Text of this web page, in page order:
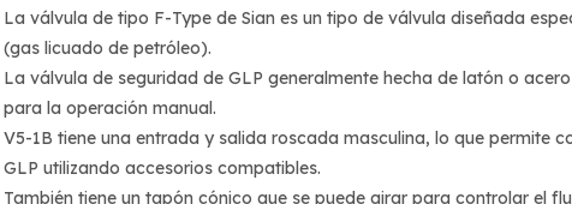
La válvula de tipo F-Type de Sian es un tipo de válvula diseñada
(gas licuado de petróleo).
La válvula de seguridad de GLP generalmente hecha de latón o
para la operación manual.
V5-1B tiene una entrada y salida roscada masculina, lo que permite
GLP utilizando accesorios compatibles.
También tiene un tapón cónico que se puede girar para controlar el